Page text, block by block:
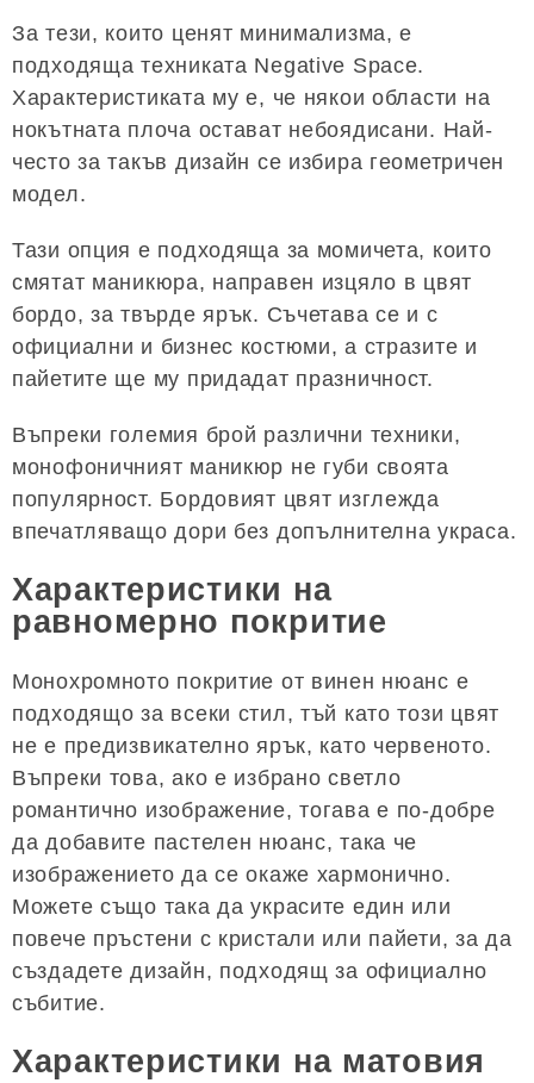
За тези, които ценят минимализма, е
подходяща техниката Negative Space.
Характеристиката му е, че някои области на
нокътната плоча остават небоядисани. Най-
често за такъв дизайн се избира геометричен
модел.
Тази опция е подходяща за момичета, които
смятат маникюра, направен изцяло в цвят
бордо, за твърде ярък. Съчетава се и с
официални и бизнес костюми, а стразите и
пайетите ще му придадат празничност.
Въпреки големия брой различни техники,
монофоничният маникюр не губи своята
популярност. Бордовият цвят изглежда
впечатляващо дори без допълнителна украса.
Характеристики на
равномерно покритие
Монохромното покритие от винен нюанс е
подходящо за всеки стил, тъй като този цвят
не е предизвикателно ярък, като червеното.
Въпреки това, ако е избрано светло
романтично изображение, тогава е по-добре
да добавите пастелен нюанс, така че
изображението да се окаже хармонично.
Можете също така да украсите един или
повече пръстени с кристали или пайети, за да
създадете дизайн, подходящ за официално
събитие.
Характеристики на матовия